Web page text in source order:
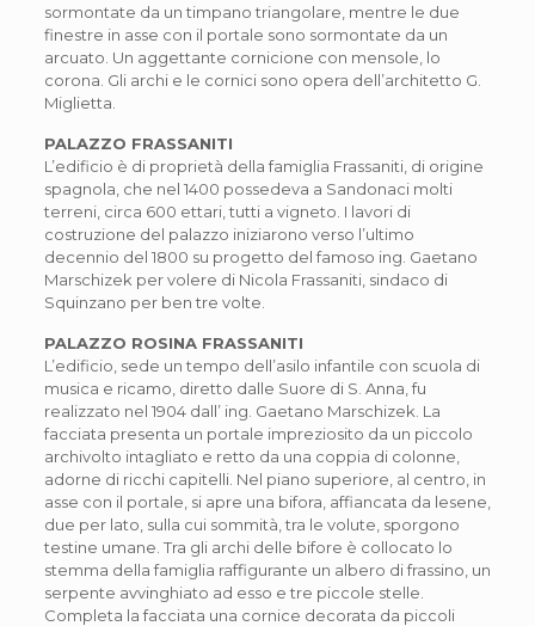
sormontate da un timpano triangolare, mentre le due
finestre in asse con il portale sono sormontate da un
arcuato. Un aggettante cornicione con mensole, lo
corona. Gli archi e le cornici sono opera dell’architetto G.
Miglietta.
PALAZZO FRASSANITI
L’edificio è di proprietà della famiglia Frassaniti, di origine
spagnola, che nel 1400 possedeva a Sandonaci molti
terreni, circa 600 ettari, tutti a vigneto. I lavori di
costruzione del palazzo iniziarono verso l’ultimo
decennio del 1800 su progetto del famoso ing. Gaetano
Marschizek per volere di Nicola Frassaniti, sindaco di
Squinzano per ben tre volte.
PALAZZO ROSINA FRASSANITI
L’edificio, sede un tempo dell’asilo infantile con scuola di
musica e ricamo, diretto dalle Suore di S. Anna, fu
realizzato nel 1904 dall’ ing. Gaetano Marschizek. La
facciata presenta un portale impreziosito da un piccolo
archivolto intagliato e retto da una coppia di colonne,
adorne di ricchi capitelli. Nel piano superiore, al centro, in
asse con il portale, si apre una bifora, affiancata da lesene,
due per lato, sulla cui sommità, tra le volute, sporgono
testine umane. Tra gli archi delle bifore è collocato lo
stemma della famiglia raffigurante un albero di frassino, un
serpente avvinghiato ad esso e tre piccole stelle.
Completa la facciata una cornice decorata da piccoli